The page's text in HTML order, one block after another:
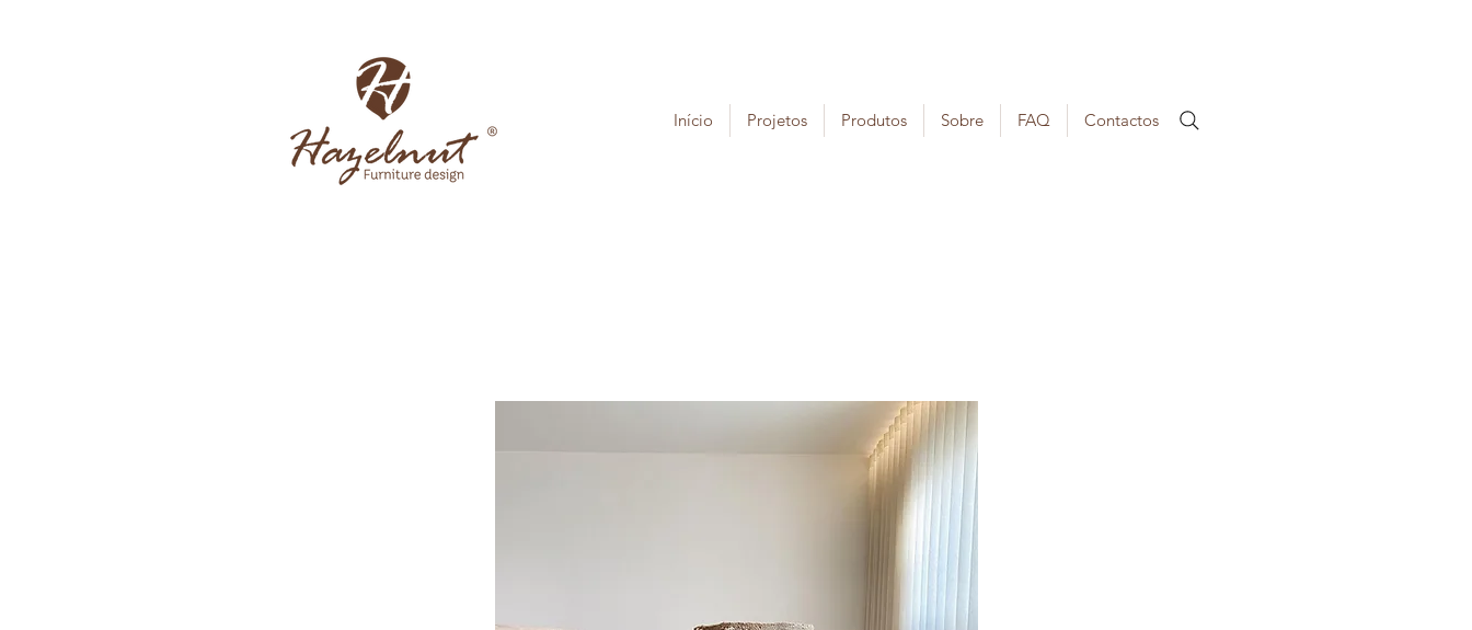
Início Projetos Produtos Sobre FAQ Contactos